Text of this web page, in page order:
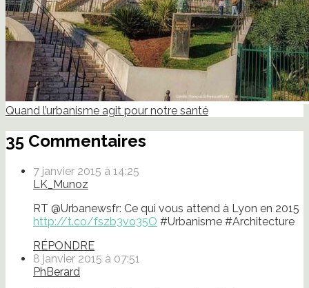
Quand l’urbanisme agit pour notre santé
35 Commentaires
7 janvier 2015 à 14:25
LK_Munoz
RT @Urbanewsfr: Ce qui vous attend à Lyon en 2015
http://t.co/fszb3vo35O #Urbanisme #Architecture
RÉPONDRE
8 janvier 2015 à 07:51
PhBerard